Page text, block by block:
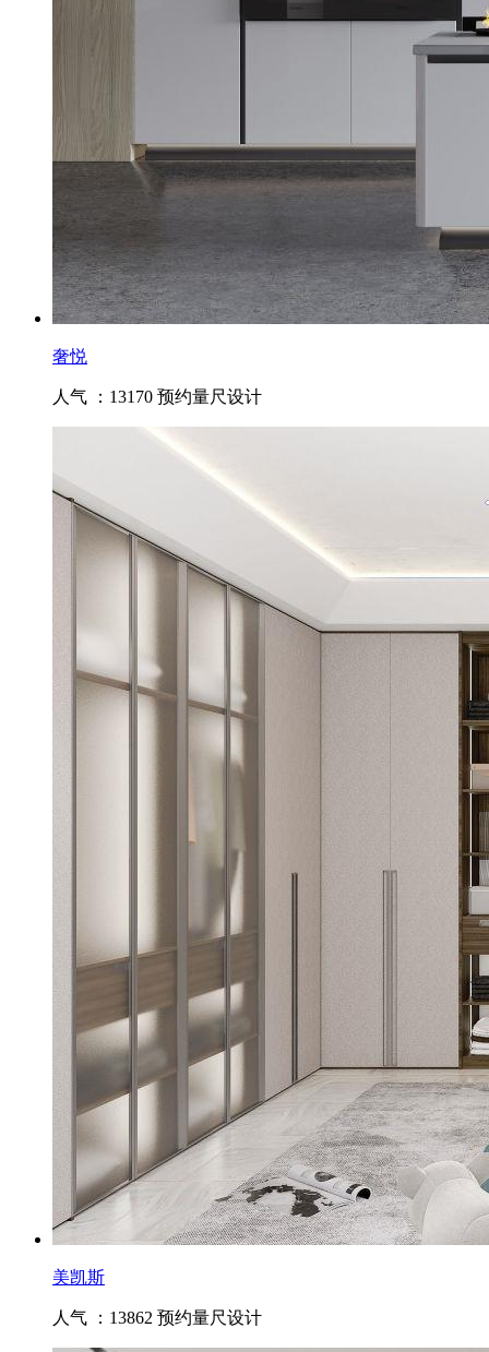
奢悦
人气 ：13170 预约量尺设计
美凯斯
人气 ：13862 预约量尺设计